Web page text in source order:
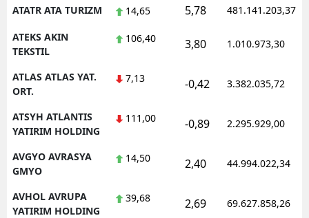
ATATR ATA TURIZM 14,65 5,78 481.141.203,37
ATEKS AKIN
TEKSTIL
106,40 3,80 1.010.973,30
ATLAS ATLAS YAT.
ORT.
7,13 -0,42 3.382.035,72
ATSYH ATLANTIS
YATIRIM HOLDING
111,00 -0,89 2.295.929,00
AVGYO AVRASYA
GMYO
14,50 2,40 44.994.022,34
AVHOL AVRUPA
YATIRIM HOLDING
39,68 2,69 69.627.858,26